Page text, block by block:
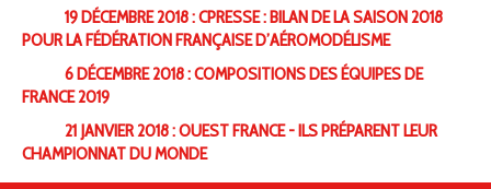
19 DÉCEMBRE 2018 : CPRESSE : BILAN DE LA SAISON 2018
POUR LA FÉDÉRATION FRANÇAISE D’AÉROMODÉLISME
6 DÉCEMBRE 2018 : COMPOSITIONS DES ÉQUIPES DE
FRANCE 2019
21 JANVIER 2018 : OUEST FRANCE - ILS PRÉPARENT LEUR
CHAMPIONNAT DU MONDE